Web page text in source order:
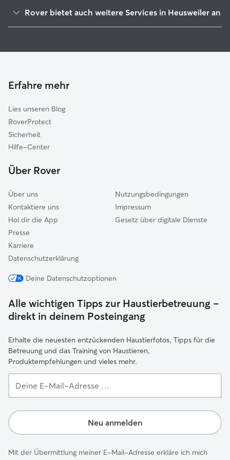
Eppelborn
Illingen
Schwalbach
Saarwellingen
Sulzbach
Bous
Rover bietet auch weitere Services in Heusweiler an
Gassi-Service in Heusweiler
Erfahre mehr
Lies unseren Blog
RoverProtect
Sicherheit
Hilfe-Center
Über Rover
Über uns
Kontaktiere uns
Hol dir die App
Presse
Karriere
Datenschutzerklärung
Nutzungsbedingungen
Impressum
Gesetz über digitale Dienste
Deine Datenschutzoptionen
Alle wichtigen Tipps zur Haustierbetreuung –
direkt in deinem Posteingang
Erhalte die neuesten entzückenden Haustierfotos, Tipps für die
Betreuung und das Training von Haustieren,
Produktempfehlungen und vieles mehr.
E-
Adresse …
Neu anmelden
Mit der Übermittlung meiner E-Mail-Adresse erkläre ich mich